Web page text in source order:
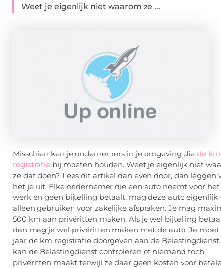
Weet je eigenlijk niet waarom ze ...
Misschien ken je ondernemers in je omgeving die de km
registratie bij moeten houden. Weet je eigenlijk niet
ze dat doen? Lees dit artikel dan even door, dan leggen
het je uit. Elke ondernemer die een auto neemt voor het
werk en geen bijtelling betaalt, mag deze auto eigenlijk
alleen gebruiken voor zakelijke afspraken. Je mag
500 km aan privéritten maken. Als je wel bijtelling
dan mag je wel privéritten maken met de auto. Je moet
jaar de km registratie doorgeven aan de
kan de Belastingdienst controleren of niemand toch
privéritten maakt terwijl ze daar geen kosten voor